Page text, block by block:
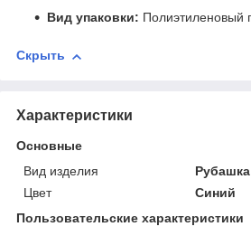
Вид упаковки: Полиэтиленовый
Скрыть
Характеристики
Основные
Вид изделия
Рубашка
Цвет
Синий
Пользовательские характеристики